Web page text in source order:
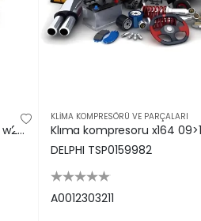
Klıma kompresoru mercedes w203 c219 w211 w163 x164 w251 w221 w639 b906 Bosch A0012303211
KLİMA KOMPRESÖRÜ VE PARÇALARI
DELPHI TSP0159982
A0012303211